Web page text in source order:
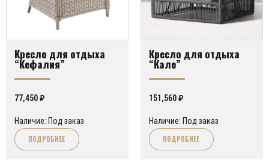
Кресло для отдыха
“Кефалия”
77,450₽
Наличие: Под заказ
ПОДРОБНЕЕ
Кресло для отдыха
“Кале”
151,560₽
Наличие: Под заказ
ПОДРОБНЕЕ